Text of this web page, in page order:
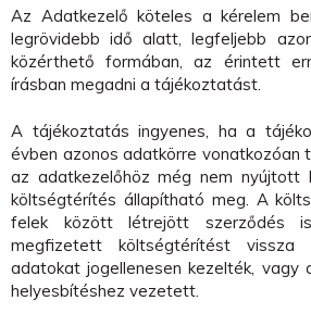
Az Adatkezelő köteles a kérelem
legrövidebb idő alatt, legfeljebb
közérthető formában, az érintett
írásban megadni a tájékoztatást.
A tájékoztatás ingyenes, ha a
évben azonos adatkörre vonatkozóan
az adatkezelőhöz még nem nyújtott
költségtérítés állapítható meg. A
felek között létrejött szerződés
megfizetett költségtérítést
adatokat jogellenesen kezelték, vagy
helyesbítéshez vezetett.